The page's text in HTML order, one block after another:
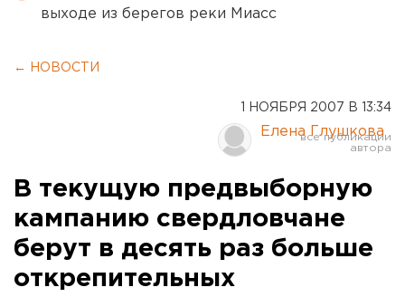
выходе из берегов реки Миасс
← НОВОСТИ
1 НОЯБРЯ 2007 В 13:34
Елена Глушкова
В текущую предвыборную
кампанию свердловчане
берут в десять раз больше
открепительных